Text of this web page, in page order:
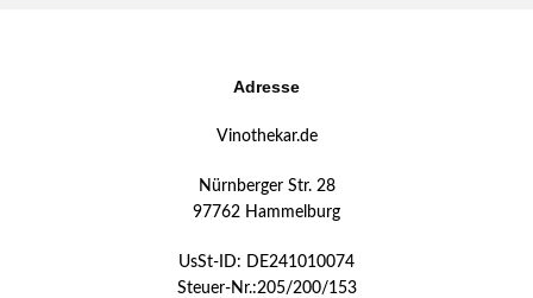
Adresse
Vinothekar.de
Nürnberger Str. 28
97762 Hammelburg
UsSt-ID: DE241010074
Steuer-Nr.:205/200/153